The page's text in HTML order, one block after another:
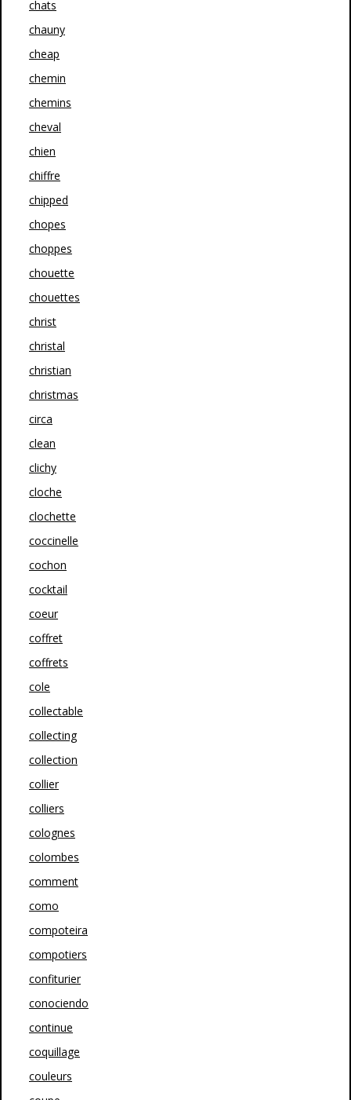
chats
chauny
cheap
chemin
chemins
cheval
chien
chiffre
chipped
chopes
choppes
chouette
chouettes
christ
christal
christian
christmas
circa
clean
clichy
cloche
clochette
coccinelle
cochon
cocktail
coeur
coffret
coffrets
cole
collectable
collecting
collection
collier
colliers
colognes
colombes
comment
como
compoteira
compotiers
confiturier
conociendo
continue
coquillage
couleurs